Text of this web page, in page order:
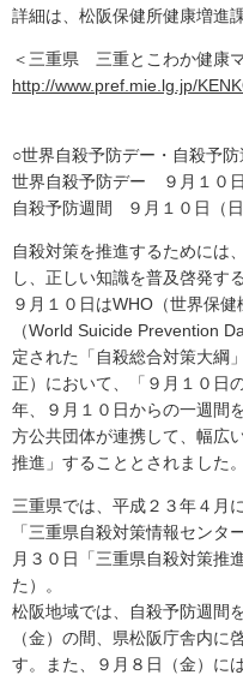
詳細は、松阪保健所健康増進
＜三重県 三重とこわか健康
http://www.pref.mie.lg.jp/
○世界自殺予防デー・自殺予防
世界自殺予防デー ９月１０日
自殺予防週間 ９月１０日（日
自殺対策を推進するためには
し、正しい知識を普及啓発す
９月１０日はWHO（世界保
（World Suicide Prevention
定された「自殺総合対策大綱
正）において、「９月１０日
年、９月１０日からの一週間
方公共団体が連携して、幅広
推進」することとされました。
三重県では、平成２３年４月
「三重県自殺対策情報センタ
月３０日「三重県自殺対策推
た）。
松阪地域では、自殺予防週間
（金）の間、県松阪庁舎内に
す。また、９月８日（金）に